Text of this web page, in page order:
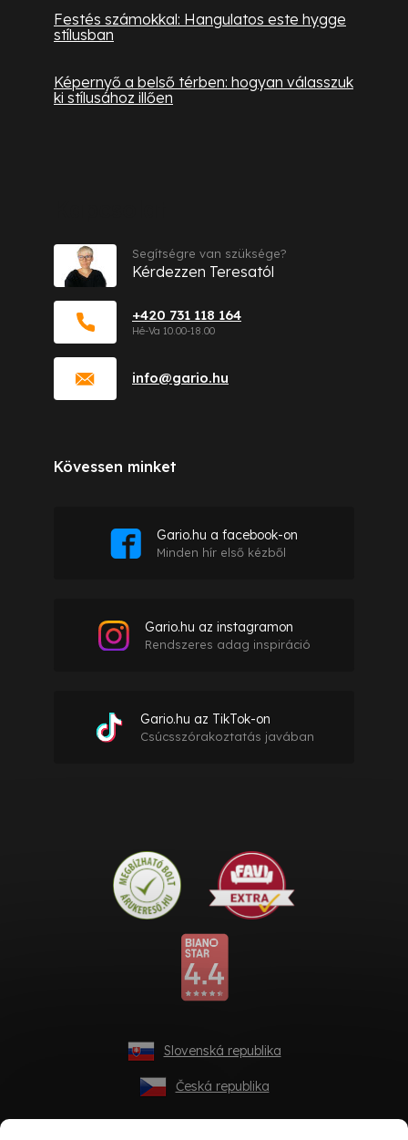
Festés számokkal: Hangulatos este hygge
stílusban
Képernyő a belső térben: hogyan válasszuk
ki stílusához illően
info@gario.hu
+420 731 118 164
Segítségre van szüksége?
Kérdezzen Teresatól
Kövessen minket
Gario.hu a facebook-on
Minden hír első kézből
Gario.hu az instagramon
Rendszeres adag inspiráció
Gario.hu az TikTok-on
Csúcsszórakoztatás javában
Slovenská republika
Česká republika